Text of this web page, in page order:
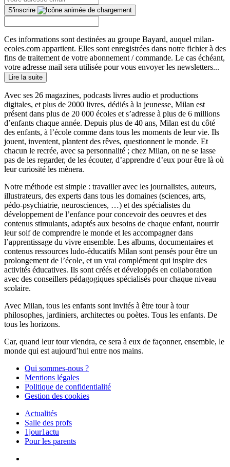
S'inscrire
Ces informations sont destinées au groupe Bayard, auquel milan-
ecoles.com appartient. Elles sont enregistrées dans notre fichier à des
fins de traitement de votre abonnement / commande. Le cas échéant,
votre adresse mail sera utilisée pour vous envoyer les newsletters...
Lire la suite
Avec ses 26 magazines, podcasts livres audio et productions
digitales, et plus de 2000 livres, dédiés à la jeunesse, Milan est
présent dans plus de 20 000 écoles et s’adresse à plus de 6 millions
d’enfants chaque année. Depuis plus de 40 ans, Milan est du côté
des enfants, à l’école comme dans tous les moments de leur vie. Ils
jouent, inventent, plantent des rêves, questionnent le monde. Et
chacun le recrée, avec sa personnalité ; chez Milan, on ne se lasse
pas de les regarder, de les écouter, d’apprendre d’eux pour être là où
leur curiosité les mènera.
Notre méthode est simple : travailler avec les journalistes, auteurs,
illustrateurs, des experts dans tous les domaines (sciences, arts,
pédo-psychiatrie, neurosciences, …) et des spécialistes du
développement de l’enfance pour concevoir des oeuvres et des
contenus stimulants, adaptés aux besoins de chaque enfant, nourrir
leur soif de comprendre le monde et les accompagner dans
l’apprentissage du vivre ensemble. Les albums, documentaires et
contenus ressources ludo-éducatifs Milan sont pensés pour être un
prolongement de l’école, et un vrai complément qui inspire des
activités éducatives. Ils sont créés et développés en collaboration
avec des conseillers pédagogiques spécialisés pour chaque niveau
scolaire.
Avec Milan, tous les enfants sont invités à être tour à tour
philosophes, jardiniers, architectes ou poètes. Tous les enfants. De
tous les horizons.
Car, quand leur tour viendra, ce sera à eux de façonner, ensemble, le
monde qui est aujourd’hui entre nos mains.
Qui sommes-nous ?
Mentions légales
Politique de confidentialité
Gestion des cookies
Actualités
Salle des profs
1jour1actu
Pour les parents